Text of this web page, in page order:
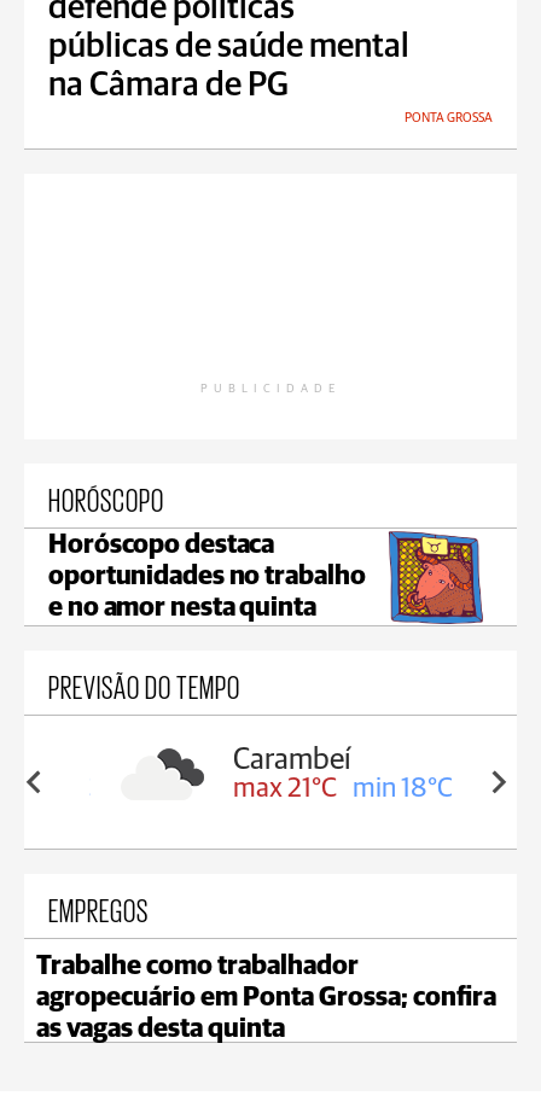
defende políticas
públicas de saúde mental
na Câmara de PG
PONTA GROSSA
PUBLICIDADE
HORÓSCOPO
Horóscopo destaca
oportunidades no trabalho
e no amor nesta quinta
PREVISÃO DO TEMPO
19°C
Carambeí
max 21°C min 18°C
EMPREGOS
Trabalhe como trabalhador
agropecuário em Ponta Grossa; confira
as vagas desta quinta